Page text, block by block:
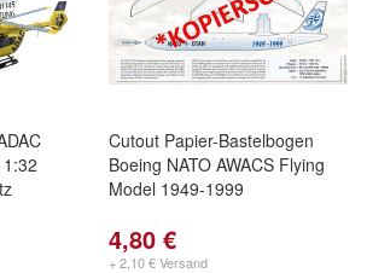
Cutout Papier-Bastelbogen
Boeing NATO AWACS Flying
Model 1949-1999
4,80 €
+ 2,10 € Versand